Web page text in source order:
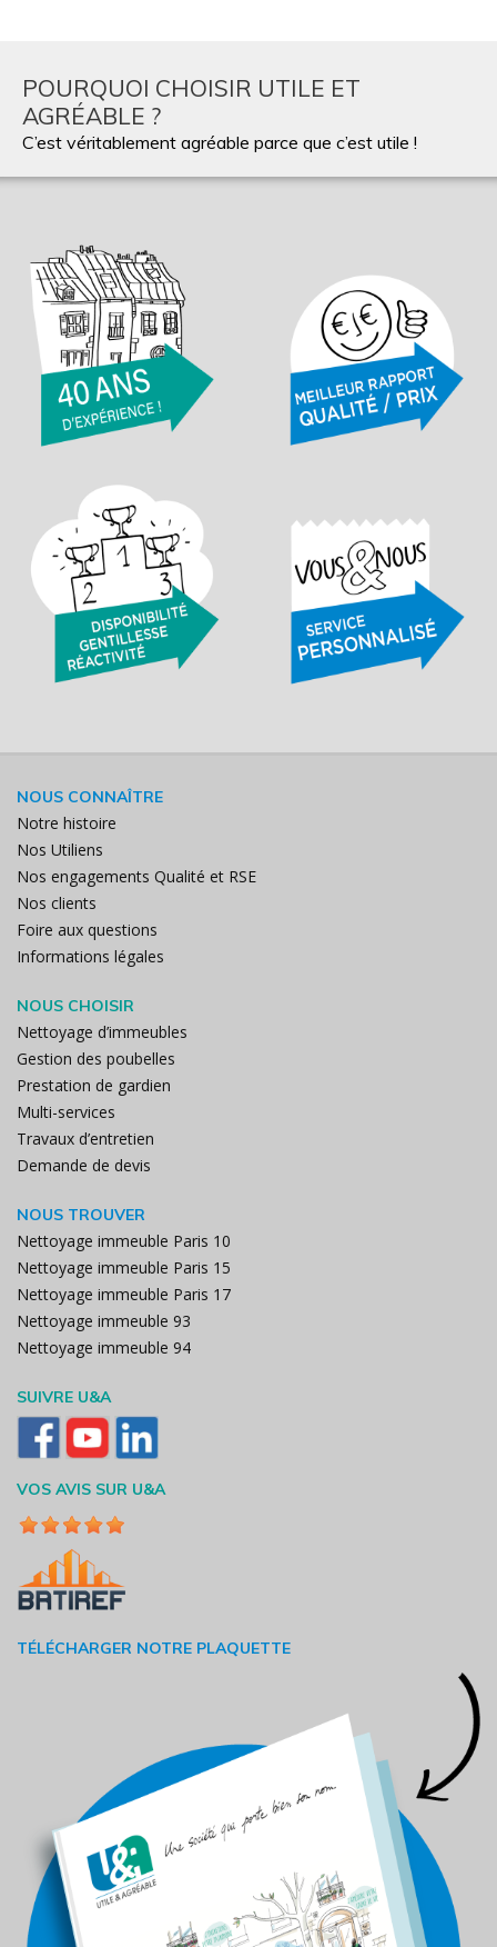
POURQUOI CHOISIR UTILE ET
AGRÉABLE ?
C’est véritablement agréable parce que c’est utile !
NOUS CONNAÎTRE
Notre histoire
Nos Utiliens
Nos engagements Qualité et RSE
Nos clients
Foire aux questions
Informations légales
NOUS CHOISIR
Nettoyage d’immeubles
Gestion des poubelles
Prestation de gardien
Multi-services
Travaux d’entretien
Demande de devis
NOUS TROUVER
Nettoyage immeuble Paris 10
Nettoyage immeuble Paris 15
Nettoyage immeuble Paris 17
Nettoyage immeuble 93
Nettoyage immeuble 94
SUIVRE U&A
VOS AVIS SUR U&A
TÉLÉCHARGER NOTRE PLAQUETTE